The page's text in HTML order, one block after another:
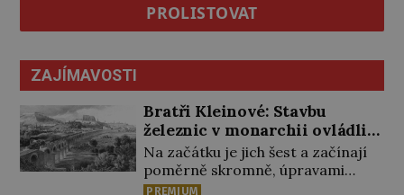
PROLISTOVAT
ZAJÍMAVOSTI
Bratři Kleinové: Stavbu
železnic v monarchii ovládli
samouci
Na začátku je jich šest a začínají
poměrně skromně, úpravami
zahrad, rybníků a parků. Postupně
PREMIUM